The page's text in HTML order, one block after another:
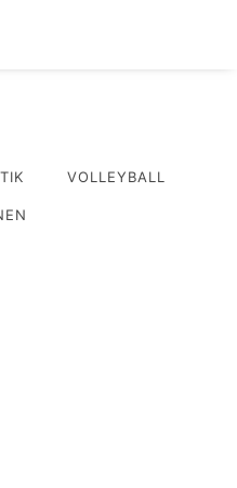
VOLLEYBALL